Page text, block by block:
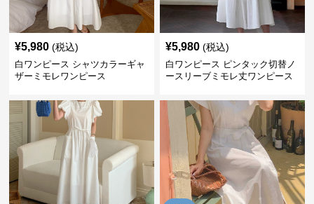
¥5,980 (税込)
白ワンピース シャツカラーギャ
ザーミモレワンピース
¥5,980 (税込)
白ワンピース ピンタック切替ノ
ースリーブミモレ丈ワンピース